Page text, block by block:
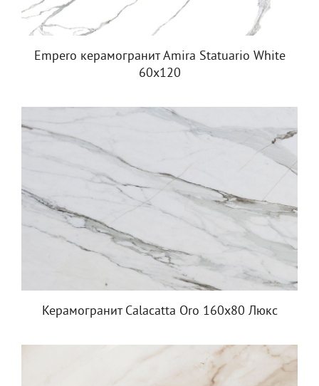
Empero керамогранит Amira Statuario White
60x120
Керамогранит Calacatta Oro 160х80 Люкс